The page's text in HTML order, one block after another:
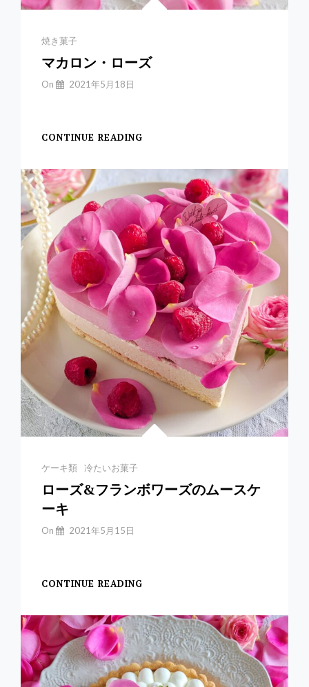
Categories
焼き菓子
マカロン・ローズ
By
On 2021年5月18日
CONTINUE READING
ロ
ン・
ロ
ー
ズ
Categories
ケーキ類 冷たいお菓子
ローズ&フランボワーズのムースケ
ーキ
By
On 2021年5月15日
CONTINUE READING
ズ
&
フ
ラ
ン